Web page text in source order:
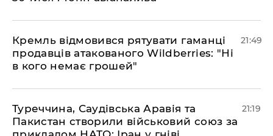
​Кремль відмовився рятувати гаманці
продавців атакованого Wildberries: "Ні
в кого немає грошей"
21:49
​Туреччина, Саудівська Аравія та
Пакистан створили військовий союз за
21:19